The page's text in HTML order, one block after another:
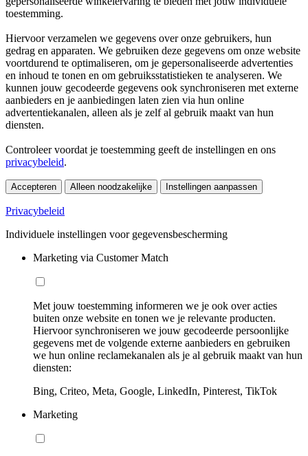
toestemming.
Hiervoor verzamelen we gegevens over onze gebruikers, hun
gedrag en apparaten. We gebruiken deze gegevens om onze website
voortdurend te optimaliseren, om je gepersonaliseerde advertenties
en inhoud te tonen en om gebruiksstatistieken te analyseren. We
kunnen jouw gecodeerde gegevens ook synchroniseren met externe
aanbieders en je aanbiedingen laten zien via hun online
advertentiekanalen, alleen als je zelf al gebruik maakt van hun
diensten.
Controleer voordat je toestemming geeft de instellingen en ons
privacybeleid.
Accepteren Alleen noodzakelijke Instellingen aanpassen
Privacybeleid
Individuele instellingen voor gegevensbescherming
Marketing via Customer Match
Met jouw toestemming informeren we je ook over acties
buiten onze website en tonen we je relevante producten.
Hiervoor synchroniseren we jouw gecodeerde persoonlijke
gegevens met de volgende externe aanbieders en gebruiken
we hun online reclamekanalen als je al gebruik maakt van hun
diensten:
Bing, Criteo, Meta, Google, LinkedIn, Pinterest, TikTok
Marketing